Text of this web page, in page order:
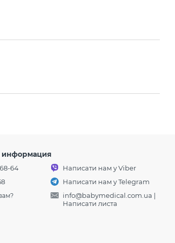
информация
64
Написати нам у Viber
Написати нам у Telegram
info@babymedical.com.ua |
Написати листа